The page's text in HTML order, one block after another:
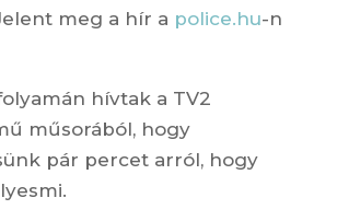
meg a hír a police.hu-n
hívtak a TV2
műsorából, hogy
pár percet arról, hogy